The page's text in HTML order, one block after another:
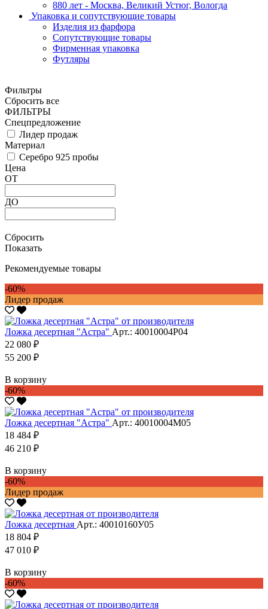
880 лет - Москва, Великий Устюг, Вологда
Упаковка и сопутствующие товары
Изделия из фарфора
Сопутствующие товары
Фирменная упаковка
Футляры
Фильтры
Сбросить все
ФИЛЬТРЫ
Спецпредложение
Лидер продаж
Материал
Серебро 925 пробы
Цена
ОТ
ДО
Сбросить
Показать
Рекомендуемые товары
-60%
Лидер продаж
Ложка десертная "Астра" Арт.: 40010004Р04
22 080 ₽
55 200 ₽
В корзину
-60%
Ложка десертная "Астра" Арт.: 40010004М05
18 484 ₽
46 210 ₽
В корзину
-60%
Лидер продаж
Ложка десертная Арт.: 40010160У05
18 804 ₽
47 010 ₽
В корзину
-60%